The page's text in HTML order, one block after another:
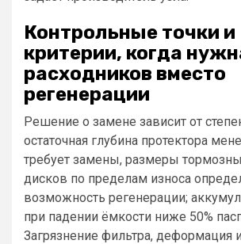
Контрольные точки и
критерии, когда
расходников вместо
регенерации
Решение о замене зависит от
остаточная глубина протектора
требует замены, размеры
дисков по пределам износа
возможность регенерации;
при падении ёмкости ниже 50%
Загрязнение фильтра, деформация